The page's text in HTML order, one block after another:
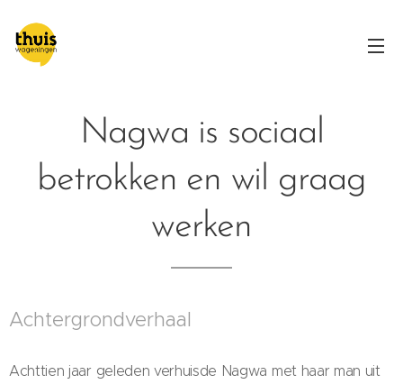
Nagwa is sociaal
betrokken en wil graag
werken
Achtergrondverhaal
Achttien jaar geleden verhuisde Nagwa met haar man uit